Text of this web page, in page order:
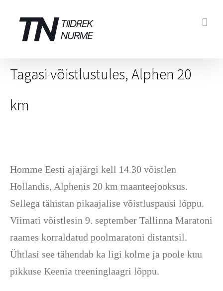
content
Tagasi võistlustules, Alphen 20
km
Homme Eesti ajajärgi kell 14.30 võistlen
Hollandis, Alphenis 20 km maanteejooksus.
Sellega tähistan pikaajalise võistluspausi lõppu.
Viimati võistlesin 9. september Tallinna Maratoni
raames korraldatud poolmaratoni distantsil.
Ühtlasi see tähendab ka ligi kolme ja poole kuu
pikkuse Keenia treeninglaagri lõppu.